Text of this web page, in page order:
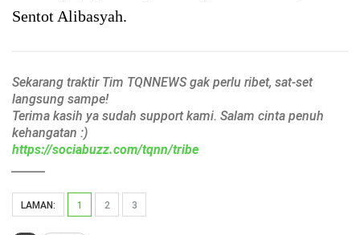
Sentot Alibasyah.
Sekarang traktir Tim TQNNEWS gak perlu ribet, sat-set
langsung sampe!
Terima kasih ya sudah support kami. Salam cinta penuh
kehangatan :)
https://sociabuzz.com/tqnn/tribe
LAMAN: 1 2 3